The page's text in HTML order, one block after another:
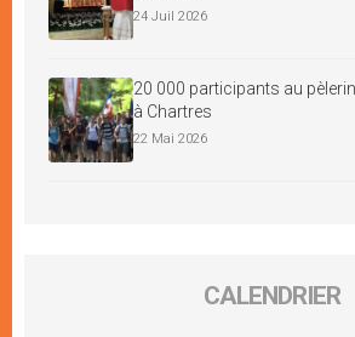
24 Juil 2026
20 000 participants au
à Chartres
22 Mai 2026
CALENDRIER